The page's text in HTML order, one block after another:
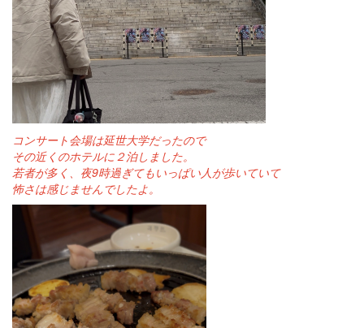
コンサート会場は延世大学だったので
その近くのホテルに２泊しました。
若者が多く、夜9時過ぎてもいっぱい人が歩いていて
怖さは感じませんでしたよ。